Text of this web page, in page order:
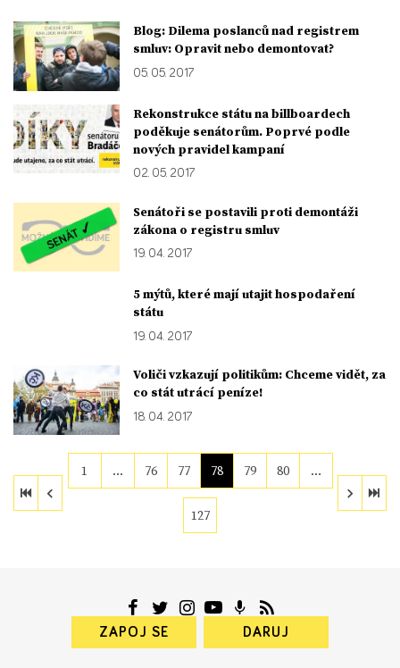
Blog: Dilema poslanců nad registrem
smluv: Opravit nebo demontovat?
05. 05. 2017
Rekonstrukce státu na billboardech
poděkuje senátorům. Poprvé podle
nových pravidel kampaní
02. 05. 2017
Senátoři se postavili proti demontáži
zákona o registru smluv
19. 04. 2017
5 mýtů, které mají utajit hospodaření
státu
19. 04. 2017
Voliči vzkazují politikům: Chceme vidět, za
co stát utrácí peníze!
18. 04. 2017
1 … 76 77 78 79 80 …
127
ZAPOJ SE DARUJ